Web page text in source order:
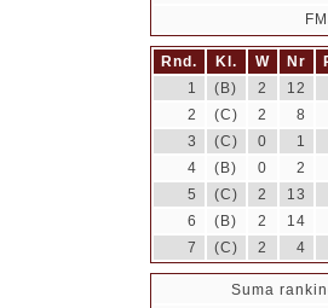
Rnd. Kl. W Nr
1
(B) 2 12
2
(C) 2 8
3
(C) 0 1
4
(B) 0 2
5
(C) 2 13
6
(B) 2 14
7
(C) 2 4
Suma